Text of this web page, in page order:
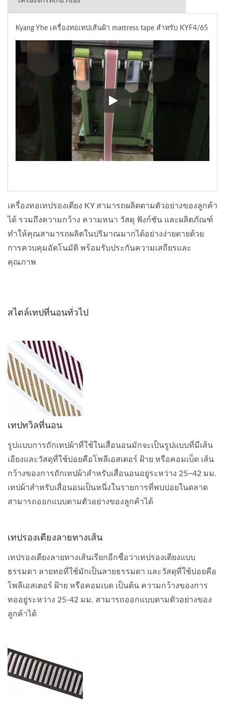
Kyang Yhe เครื่องทอเทปเส้นผ้า mattress tape สำหรับ KYF4/65
Kyang Yhe เครื่องทอเทปเส้นผ้า
เครื่องทอเทปรองเตียง KY สามารถผลิตตามตัวอย่างของลูกค้า
ได้ รวมถึงความกว้าง ความหนา วัสดุ ฟังก์ชัน และผลิตภัณฑ์
ทำให้คุณสามารถผลิตในปริมาณมากได้อย่างง่ายดายด้วย
การควบคุมอัตโนมัติ พร้อมรับประกันความเสถียรและ
คุณภาพ
สไตล์เทปที่นอนทั่วไป
เทปทวิลที่นอน
รูปแบบการถักเทปผ้าที่ใช้ในเสื่อนอนมักจะเป็นรูปแบบที่มีเส้น
เอียงและวัสดุที่ใช้บ่อยคือโพลีเอสเตอร์ ฝ้าย หรือคอมเบ็ด เส้น
กว้างของการถักเทปผ้าสำหรับเสื่อนอนอยู่ระหว่าง 25~42 มม.
เทปผ้าสำหรับเสื่อนอนเป็นหนึ่งในรายการที่พบบ่อยในตลาด
สามารถออกแบบตามตัวอย่างของลูกค้าได้
เทปรองเตียงลายทางเส้น
เทปรองเตียงลายทางเส้นเรียกอีกชื่อว่าเทปรองเตียงแบบ
ธรรมดา ลายทอที่ใช้มักเป็นลายธรรมดา และวัสดุที่ใช้บ่อยคือ
โพลีเอสเตอร์ ฝ้าย หรือคอมเบด เป็นต้น ความกว้างของการ
ทออยู่ระหว่าง 25-42 มม. สามารถออกแบบตามตัวอย่างของ
ลูกค้าได้